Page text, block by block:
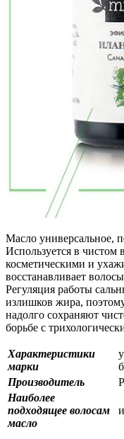
Масло универсальное,
Используется в чистом
косметическими и
восстанавливает
Регуляция работы
излишков жира,
надолго сохраняют
борьбе с
Характеристики
марки
Производитель
Наиболее
подходящее волосам
масло